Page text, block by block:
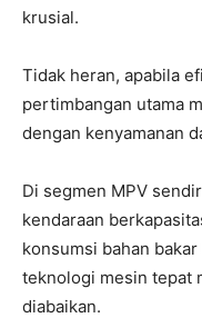
krusial.
Tidak heran, apabila
pertimbangan utama
dengan kenyamanan
Di segmen MPV
kendaraan
konsumsi bahan
teknologi mesin tepat
diabaikan.